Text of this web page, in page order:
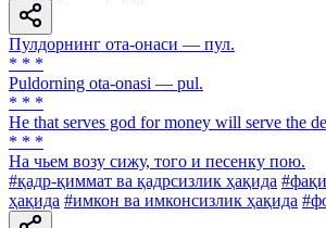
Пулдорнинг ота-онаси — пул.
* * *
Puldorning ota-onasi — pul.
* * *
He that serves god for money will serve the
* * *
На чьем возу сижу, того и песенку пою.
#қадр-қиммат ва қадрсизлик ҳақида
ҳақида #имкон ва имконсизлик ҳақида